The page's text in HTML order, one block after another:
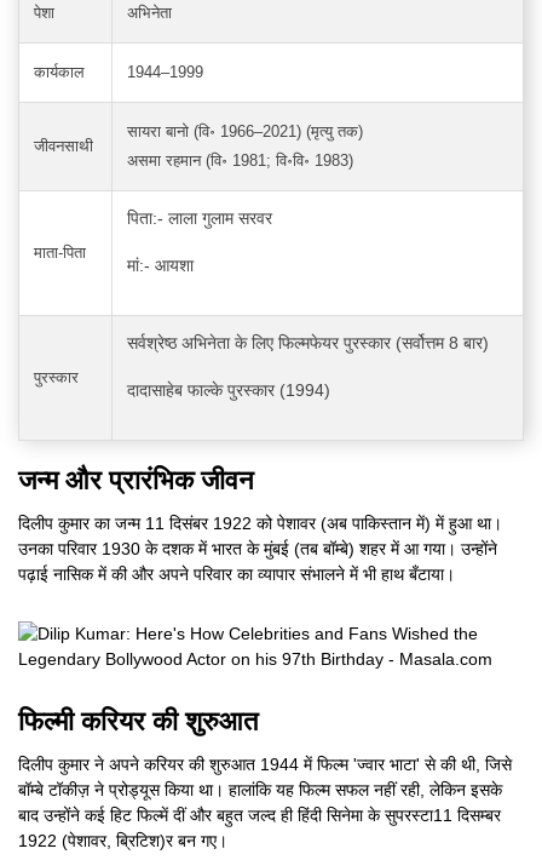
पेशा अभिनेता
कार्यकाल 1944–1999
जीवनसाथी
सायरा बानो (वि॰ 1966–2021) (मृत्यु तक)
असमा रहमान (वि॰ 1981; वि॰वि॰ 1983)
माता-पिता
पिता:- लाला गुलाम सरवर
मां:- आयशा
पुरस्कार
सर्वश्रेष्ठ अभिनेता के लिए फिल्मफेयर पुरस्कार (सर्वोत्तम 8 बार)
दादासाहेब फाल्के पुरस्कार (1994)
जन्म और प्रारंभिक जीवन
दिलीप कुमार का जन्म 11 दिसंबर 1922 को पेशावर (अब पाकिस्तान में) में हुआ था।
उनका परिवार 1930 के दशक में भारत के मुंबई (तब बॉम्बे) शहर में आ गया। उन्होंने
पढ़ाई नासिक में की और अपने परिवार का व्यापार संभालने में भी हाथ बँटाया।
फिल्मी करियर की शुरुआत
दिलीप कुमार ने अपने करियर की शुरुआत 1944 में फिल्म 'ज्वार भाटा' से की थी, जिसे
बॉम्बे टॉकीज़ ने प्रोड्यूस किया था। हालांकि यह फिल्म सफल नहीं रही, लेकिन इसके
बाद उन्होंने कई हिट फिल्में दीं और बहुत जल्द ही हिंदी सिनेमा के सुपरस्टा11 दिसम्बर
1922 (पेशावर, ब्रिटिश)र बन गए।